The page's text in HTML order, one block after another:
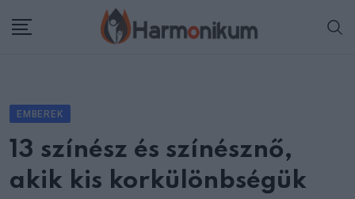
EMBEREK
13 színész és színésznő,
akik kis korkülönbségük